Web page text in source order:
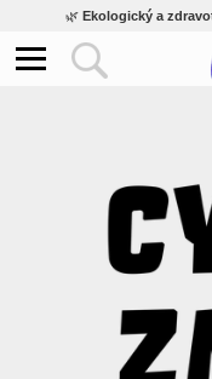
🌿 Ekologický a
Inovativní